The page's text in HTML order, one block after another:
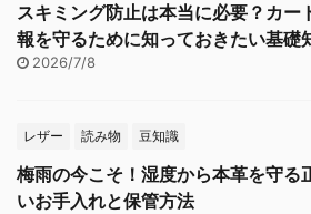
スキミング防止は本当に必要？カー
報を守るために知っておきたい基礎
2026/7/8
レザー 読み物 豆知識
梅雨の今こそ！湿度から本革を守る
いお手入れと保管方法